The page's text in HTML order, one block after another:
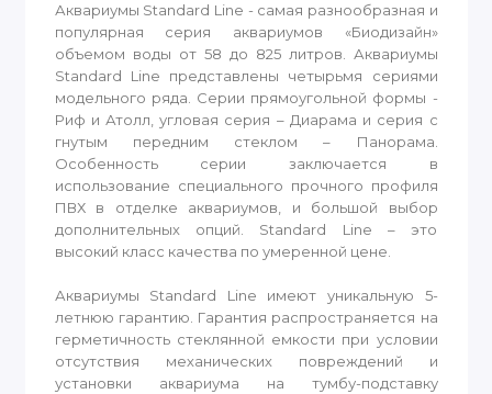
Аквариумы Standard Line - самая разнообразная и
популярная серия аквариумов «Биодизайн»
объемом воды от 58 до 825 литров. Аквариумы
Standard Line представлены четырьмя сериями
модельного ряда. Серии прямоугольной формы -
Риф и Атолл, угловая серия – Диарама и серия с
гнутым передним стеклом – Панорама.
Особенность серии заключается в
использование специального прочного профиля
ПВХ в отделке аквариумов, и большой выбор
дополнительных опций. Standard Line – это
высокий класс качества по умеренной цене.
Аквариумы Standard Line имеют уникальную 5-
летнюю гарантию. Гарантия распространяется на
герметичность стеклянной емкости при условии
отсутствия механических повреждений и
установки аквариума на тумбу-подставку